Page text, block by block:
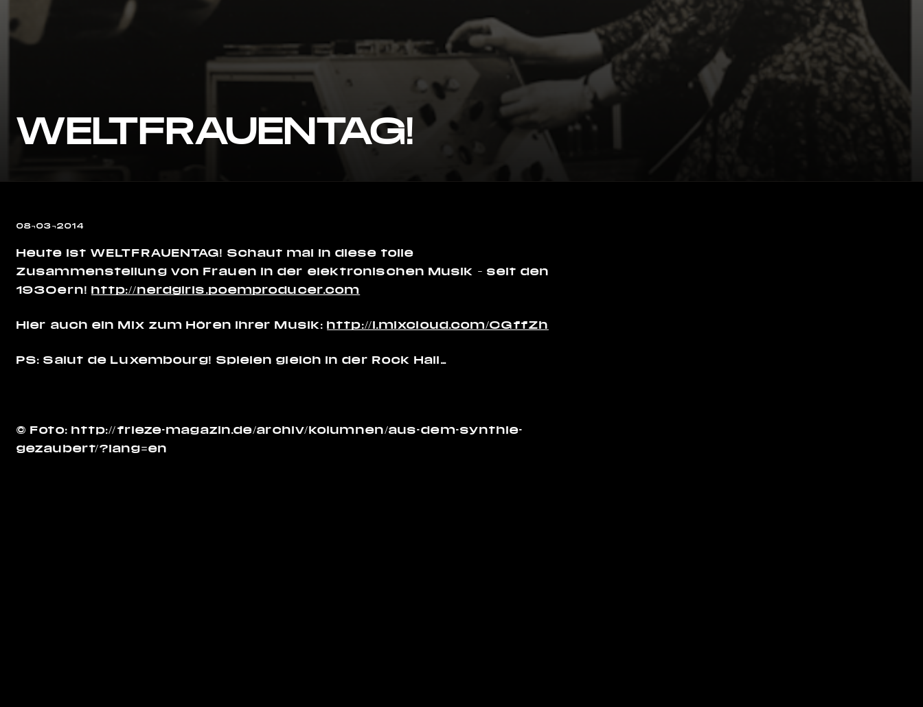
WELTFRAUENTAG!
08¬03¬2014
Heute ist WELTFRAUENTAG! Schaut mal in diese tolle
Zusammenstellung von Frauen in der elektronischen Musik – seit den
1930ern! http://nerdgirls.poemproducer.com
Hier auch ein Mix zum Hören ihrer Musik:http://i.mixcloud.com/CGffZh
PS: Salut de Luxembourg! Spielen gleich in der Rock Hall…
©Foto: http://frieze-magazin.de/archiv/kolumnen/aus-dem-synthie-
gezaubert/?lang=en